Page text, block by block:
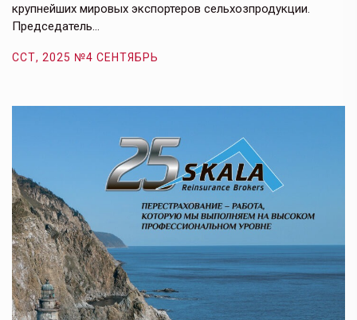
крупнейших мировых экспортеров сельхозпродукции.
Председатель…
ССТ, 2025 №4 СЕНТЯБРЬ